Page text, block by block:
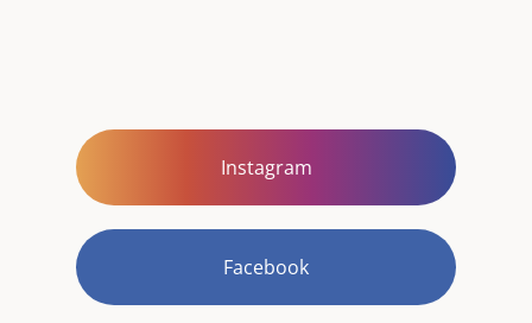
Instagram
Facebook